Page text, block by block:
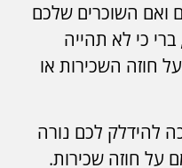
ואם השוכרים שלכם
כי לא תהייה
חוזה השכירות או
להידלק לכם נורה
על חוזה שכירות.